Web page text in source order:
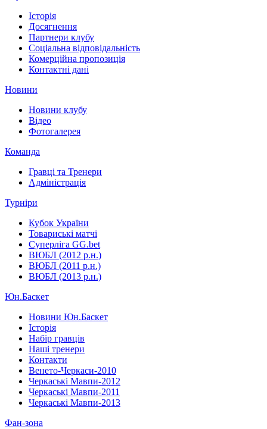
Історія
Досягнення
Партнери клубу
Соціальна відповідальність
Комерційна пропозиція
Контактні дані
Новини
Новини клубу
Відео
Фотогалерея
Команда
Гравці та Тренери
Адміністрація
Турніри
Кубок України
Товариські матчі
Суперліга GG.bet
ВЮБЛ (2012 р.н.)
ВЮБЛ (2011 р.н.)
ВЮБЛ (2013 р.н.)
Юн.Баскет
Новини Юн.Баскет
Історія
Набір гравців
Наші тренери
Контакти
Венето-Черкаси-2010
Черкаські Мавпи-2012
Черкаські Мавпи-2011
Черкаські Мавпи-2013
Фан-зона